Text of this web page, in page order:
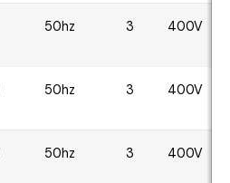
50hz 3 400V
50hz 3 400V
50hz 3 400V